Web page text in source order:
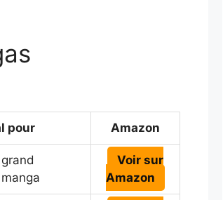
pour Amazon
Voir sur
Amazon